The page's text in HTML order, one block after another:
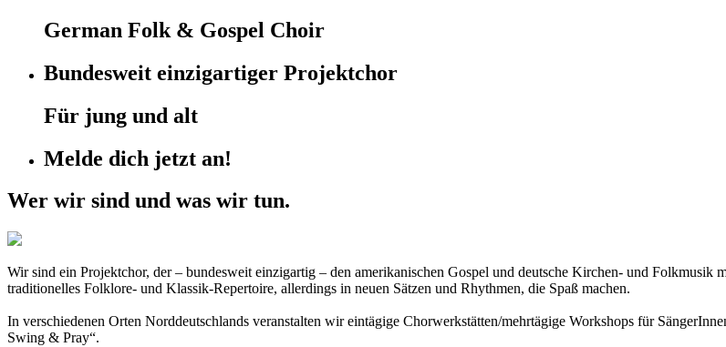
German Folk & Gospel Choir
Bundesweit einzigartiger Projektchor
Für jung und alt
Melde dich jetzt an!
Wer wir sind und was wir tun.
Wir sind ein Projektchor, der – bundesweit einzigartig – den amerikanischen Gospel und deutsche Kirchen- und Folkmusik
traditionelles Folklore- und Klassik-Repertoire, allerdings in neuen Sätzen und Rhythmen, die Spaß machen.
In verschiedenen Orten Norddeutschlands veranstalten wir eintägige Chorwerkstätten/mehrtägige Workshops für
Swing & Pray“.